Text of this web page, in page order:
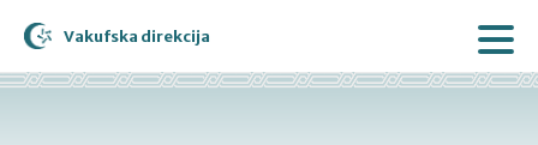
Vakufska direkcija